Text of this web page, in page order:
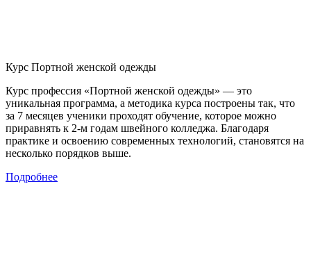
Курс Портной женской одежды
Курс профессия «Портной женской одежды» — это
уникальная программа, а методика курса построены так, что
за 7 месяцев ученики проходят обучение, которое можно
приравнять к 2-м годам швейного колледжа. Благодаря
практике и освоению современных технологий, становятся на
несколько порядков выше.
Подробнее